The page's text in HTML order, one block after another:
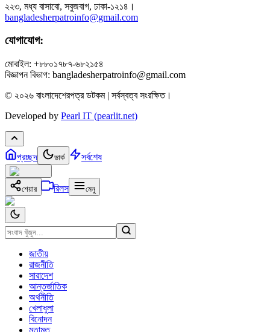
২২৩, মধ্য বাসাবো, সবুজবাগ, ঢাকা-১২১৪।
bangladesherpatroinfo@gmail.com
যোগাযোগ:
মোবাইল: +৮৮০১৭৮৭-৬৮২১৫৪
বিজ্ঞাপন বিভাগ: bangladesherpatroinfo@gmail.com
© ২০২৬ বাংলাদেশেরপত্র ডটকম | সর্বস্বত্ব সংরক্ষিত।
Developed by Pearl IT (pearlit.net)
প্রচ্ছদ ডার্ক সর্বশেষ
শেয়ার রিলস মেনু
জাতীয়
রাজনীতি
সারাদেশ
আন্তর্জাতিক
অর্থনীতি
খেলাধুলা
বিনোদন
মতামত